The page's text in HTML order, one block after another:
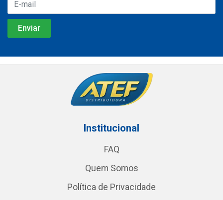
Institucional
FAQ
Quem Somos
Política de Privacidade